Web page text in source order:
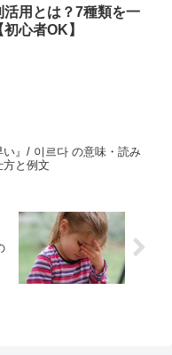
活用とは？7種類を一
心者OK】
い』/ 이르다 の意味・読み
方と例文